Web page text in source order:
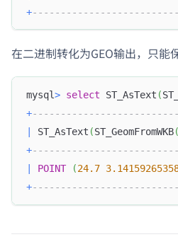
+
在二进制转化为GEO输出，只能
mysql> select ST_AsText (
+
ST_AsText (ST_GeomFromWKB(
+
POINT (24.7
+